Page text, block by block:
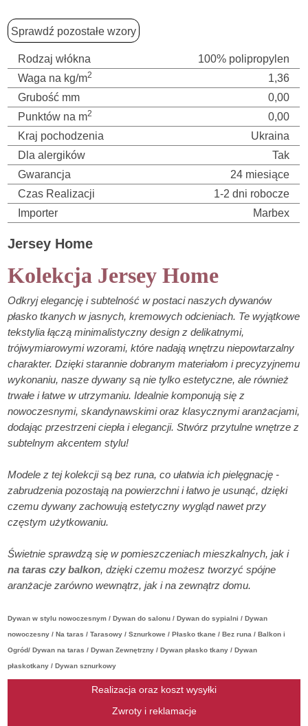
Sprawdź pozostałe wzory
Rodzaj włókna
100% polipropylen
Waga na kg/m2
1,36
Grubość mm
0,00
Punktów na m2
0,00
Kraj pochodzenia
Ukraina
Dla alergików
Tak
Gwarancja
24 miesiące
Czas Realizacji
1-2 dni robocze
Importer
Marbex
Jersey Home
Kolekcja Jersey Home
Odkryj elegancję i subtelność w postaci naszych dywanów
płasko tkanych w jasnych, kremowych odcieniach. Te wyjątkowe
tekstylia łączą minimalistyczny design z delikatnymi,
trójwymiarowymi wzorami, które nadają wnętrzu niepowtarzalny
charakter. Dzięki starannie dobranym materiałom i precyzyjnemu
wykonaniu, nasze dywany są nie tylko estetyczne, ale również
trwałe i łatwe w utrzymaniu. Idealnie komponują się z
nowoczesnymi, skandynawskimi oraz klasycznymi aranżacjami,
dodając przestrzeni ciepła i elegancji. Stwórz przytulne wnętrze z
subtelnym akcentem stylu!
Modele z tej kolekcji są bez runa, co ułatwia ich pielęgnację -
zabrudzenia pozostają na powierzchni i łatwo je usunąć, dzięki
czemu dywany zachowują estetyczny wygląd nawet przy
częstym użytkowaniu.
Świetnie sprawdzą się w pomieszczeniach mieszkalnych, jak i
na taras czy balkon, dzięki czemu możesz tworzyć spójne
aranżacje zarówno wewnątrz, jak i na zewnątrz domu.
Dywan w stylu nowoczesnym / Dywan do salonu / Dywan do sypialni / Dywan
nowoczesny / Na taras / Tarasowy / Sznurkowe / Płasko tkane / Bez runa / Balkon i
Ogród/ Dywan na taras / Dywan Zewnętrzny / Dywan płasko tkany / Dywan
płaskotkany / Dywan sznurkowy
Realizacja oraz koszt wysyłki
Zwroty i reklamacje